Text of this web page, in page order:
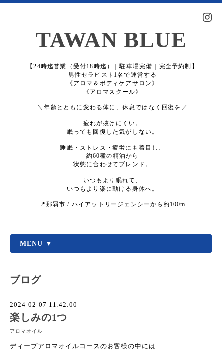
TAWAN BLUE
【24時迄営業（受付18時迄）｜駐車場完備｜完全予約制】
男性セラピスト1名で運営する
《アロマ＆ボディケアサロン》
《アロマスクール》
＼年齢とともに変わる体に、休息ではなく回復を／
疲れが抜けにくい。
眠っても回復した気がしない。
睡眠・ストレス・疲労にも着目し、
約60種の精油から
状態に合わせてブレンド。
いつもより眠れて、
いつもより楽に動ける身体へ。
📍那覇市 / ハイアットリージェンシーから約100m
MENU ▼
ブログ
2024-02-07 11:42:00
楽しみの1つ
アロマオイル
ディープアロマオイルコースのお客様の中には